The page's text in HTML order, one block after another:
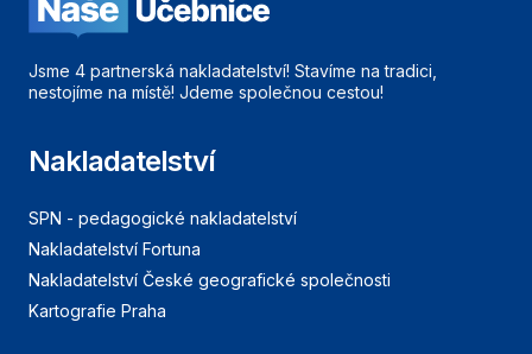
Jsme 4 partnerská nakladatelství! Stavíme na tradici,
nestojíme na místě! Jdeme společnou cestou!
Nakladatelství
SPN - pedagogické nakladatelství
Nakladatelství Fortuna
Nakladatelství České geografické společnosti
Kartografie Praha